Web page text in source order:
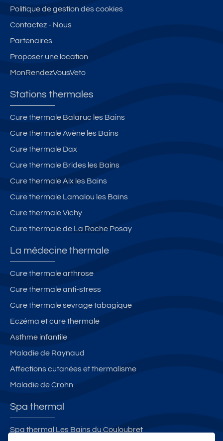
Politique de gestion des cookies
Contactez - Nous
Partenaires
Proposer une location
MonRendezVousVeto
Stations thermales
Cure thermale Balaruc les Bains
Cure thermale Avène les Bains
Cure thermale Dax
Cure thermale Brides les Bains
Cure thermale Aix les Bains
Cure thermale Lamalou les Bains
Cure thermale Vichy
Cure thermale de La Roche Posay
La médecine thermale
Cure thermale arthrose
Cure thermale anti-stress
Cure thermale sevrage tabagique
Eczéma et cure thermale
Asthme infantile
Maladie de Raynaud
Affections cutanées et thermalisme
Maladie de Crohn
Spa thermal
Spa thermal Les Bains du Couloubret